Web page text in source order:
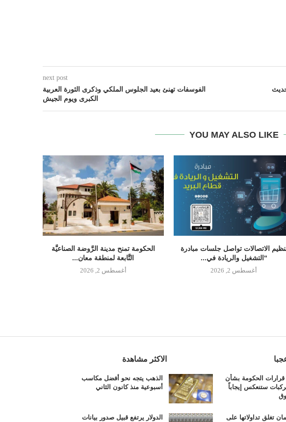
next post
الفوسفات تهنئ بعيد الجلوس الملكي وذكرى الثورة العربية
الكبرى ويوم الجيش
YOU MAY ALSO LIKE
الحكومة تمنح مدينة الرَّوضة الصناعيَّة
التَّابعة لمنطقة معان...
أغسطس 2, 2026
الاتصالات تواصل جلسات مبادرة
“التشغيل والريادة في...
أغسطس 2, 2026
قرارات الحكومة بشأن
ستنعكس إيجاباً
تغلق تداولاتها على
الاكثر مشاهدة
الذهب يتجه نحو أفضل مكاسب
أسبوعية منذ كانون الثاني
الدولار يرتفع قبيل صدور بيانات